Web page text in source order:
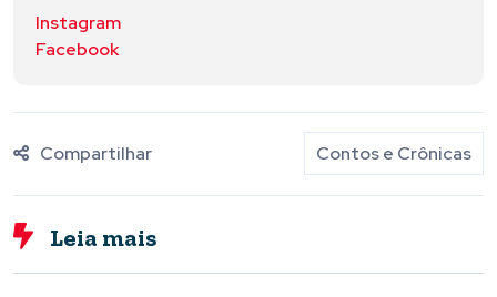
Instagram
Facebook
Compartilhar Contos e Crônicas
Leia mais